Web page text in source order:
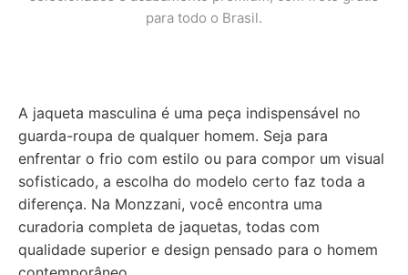
para todo o Brasil.
A jaqueta masculina é uma peça indispensável no
guarda-roupa de qualquer homem. Seja para
enfrentar o frio com estilo ou para compor um visual
sofisticado, a escolha do modelo certo faz toda a
diferença. Na Monzzani, você encontra uma
curadoria completa de jaquetas, todas com
qualidade superior e design pensado para o homem